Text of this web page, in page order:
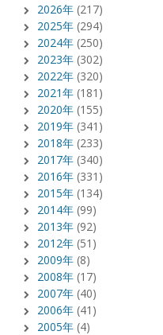
2026年 (217)
2025年 (294)
2024年 (250)
2023年 (302)
2022年 (320)
2021年 (181)
2020年 (155)
2019年 (341)
2018年 (233)
2017年 (340)
2016年 (331)
2015年 (134)
2014年 (99)
2013年 (92)
2012年 (51)
2009年 (8)
2008年 (17)
2007年 (40)
2006年 (41)
2005年 (4)